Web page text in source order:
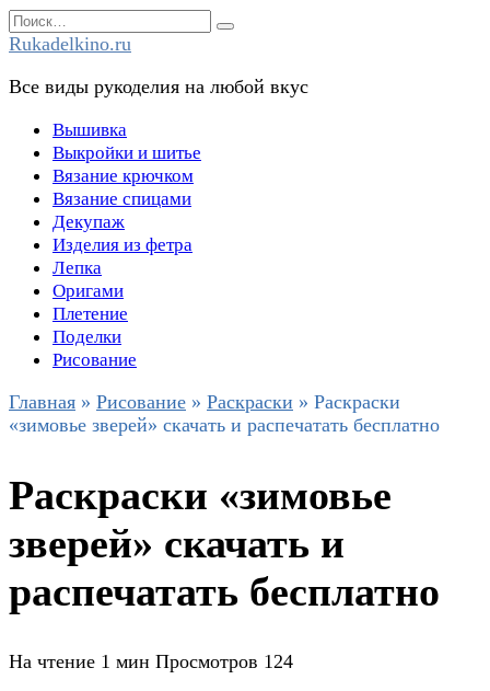
Перейти
к
Search
for:
Rukadelkino.ru
Все виды рукоделия на любой вкус
Вышивка
Выкройки и шитье
Вязание крючком
Вязание спицами
Декупаж
Изделия из фетра
Лепка
Оригами
Плетение
Поделки
Рисование
Главная » Рисование » Раскраски » Раскраски
«зимовье зверей» скачать и распечатать бесплатно
Раскраски «зимовье
зверей» скачать и
распечатать бесплатно
На чтение 1 мин Просмотров 124